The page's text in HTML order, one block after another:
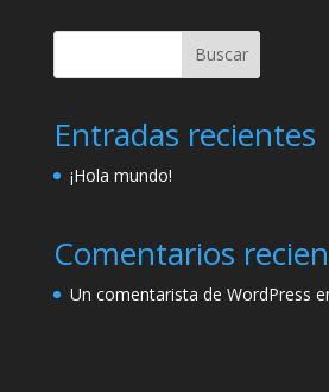
Buscar
Entradas recientes
¡Hola mundo!
Comentarios
Un comentarista de WordPress